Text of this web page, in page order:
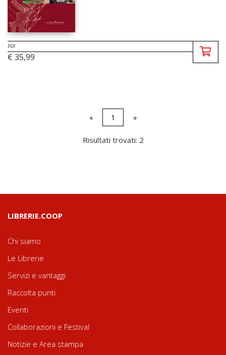
PDF
€ 35,99
« 1 »
Risultati trovati: 2
LIBRERIE.COOP
Chi siamo
Le Librerie
Servizi e vantaggi
Raccolta punti
Eventi
Collaborazioni e Festival
Notizie e Area stampa